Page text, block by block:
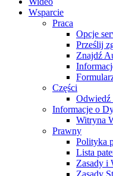
Wsparcie
Praca
Opcje
Prześlij
Znajdź
Części
Odwiedź
Informacje o
Witryna
Prawny
Polityka
Lista
Zasady i